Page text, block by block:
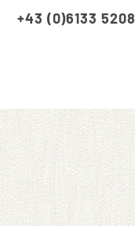
+43 (0)6133 5208